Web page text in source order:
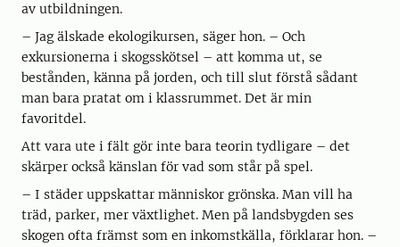
av utbildningen.
– Jag älskade ekologikursen, säger hon. – Och
exkursionerna i skogsskötsel – att komma ut, se
bestånden, känna på jorden, och till slut förstå sådant
man bara pratat om i klassrummet. Det är min
favoritdel.
Att vara ute i fält gör inte bara teorin tydligare – det
skärper också känslan för vad som står på spel.
– I städer uppskattar människor grönska. Man vill ha
träd, parker, mer växtlighet. Men på landsbygden ses
skogen ofta främst som en inkomstkälla, förklarar hon. –